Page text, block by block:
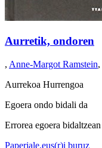
Aurretik, ondoren
, Anne-Margot Ramstein,
Aurrekoa Hurrengoa
Egoera ondo bidali da
Errorea egoera bidaltzean
Paperjale.eus(r)i buruz